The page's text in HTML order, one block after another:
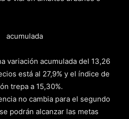
variación acumulada del 13,26
está al 27,9% y el índice de
trepa a 15,30%.
no cambia para el segundo
podrán alcanzar las metas